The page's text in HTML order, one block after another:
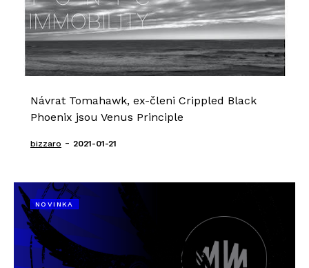
Návrat Tomahawk, ex-členi Crippled Black
Phoenix jsou Venus Principle
bizzaro - 2021-01-21
NOVINKA